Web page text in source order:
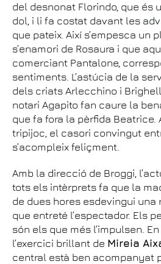
del desnonat Florindo, que és
dol, i li fa costat davant les
que pateix. Així s’empesca un
s’enamori de Rosaura i que
comerciant Pantalone,
sentiments. L’astúcia de la
dels criats Arlecchino i
notari Agapito fan caure la
que fa fora la pèrfida Beatrice.
tripijoc, el casori convingut
s’acompleix feliçment.
Amb la direcció de Broggi,
tots els intèrprets fa que la
de dues hores esdevingui una
que entreté l’espectador. Els
són els que més l’impulsen.
l’exercici brillant de Mireia
central està ben acompanyat